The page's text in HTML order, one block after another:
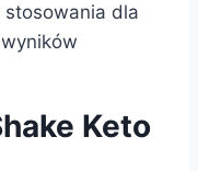
stosowania dla
Keto